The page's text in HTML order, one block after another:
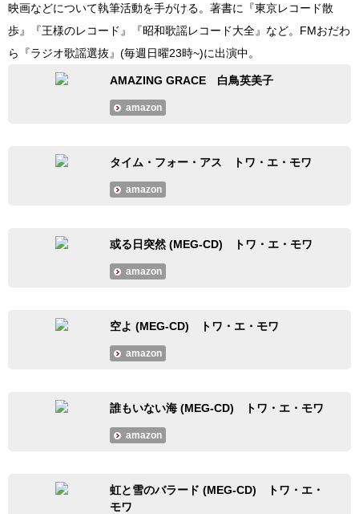
映画などについて執筆活動を手がける。著書に『東京レコード散
歩』『王様のレコード』『昭和歌謡レコード大全』など。FMおだわ
ら『ラジオ歌謡選抜』(毎週日曜23時~)に出演中。
AMAZING GRACE 白鳥英美子
amazon
タイム・フォー・アス トワ・エ・モワ
amazon
或る日突然 (MEG-CD) トワ・エ・モワ
amazon
空よ (MEG-CD) トワ・エ・モワ
amazon
誰もいない海 (MEG-CD) トワ・エ・モワ
amazon
虹と雪のバラード (MEG-CD) トワ・エ・
モワ